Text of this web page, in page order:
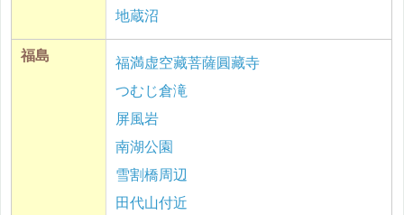
地蔵沼
福島
福満虚空藏菩薩圓藏寺
つむじ倉滝
屏風岩
南湖公園
雪割橋周辺
田代山付近